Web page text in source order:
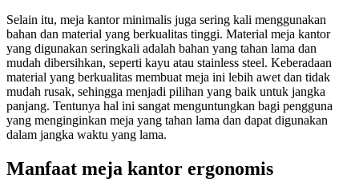
Selain itu, meja kantor minimalis juga sering kali menggunakan
bahan dan material yang berkualitas tinggi. Material meja kantor
yang digunakan seringkali adalah bahan yang tahan lama dan
mudah dibersihkan, seperti kayu atau stainless steel. Keberadaan
material yang berkualitas membuat meja ini lebih awet dan tidak
mudah rusak, sehingga menjadi pilihan yang baik untuk jangka
panjang. Tentunya hal ini sangat menguntungkan bagi pengguna
yang menginginkan meja yang tahan lama dan dapat digunakan
dalam jangka waktu yang lama.
Manfaat meja kantor ergonomis